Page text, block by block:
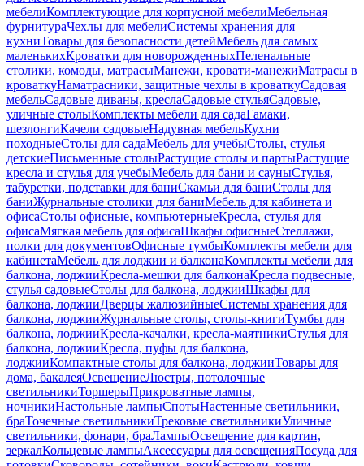
мебелиКомплектующие для корпусной мебелиМебельная
фурнитураЧехлы для мебелиСистемы хранения для
кухниТовары для безопасности детейМебель для самых
маленькихКроватки для новорожденныхПеленальные
столики, комоды, матрасыМанежи, кровати-манежиМатрасы в
кроваткуНаматрасники, защитные чехлы в кроваткуСадовая
мебельСадовые диваны, креслаСадовые стульяСадовые,
уличные столыКомплекты мебели для садаГамаки,
шезлонгиКачели садовыеНадувная мебельКухни
походныеСтолы для садаМебель для учебыСтолы, стулья
детскиеПисьменные столыРастущие столы и партыРастущие
кресла и стулья для учебыМебель для бани и сауныСтулья,
табуретки, подставки для баниСкамьи для баниСтолы для
баниЖурнальные столики для баниМебель для кабинета и
офисаСтолы офисные, компьютерныеКресла, стулья для
офисаМягкая мебель для офисаШкафы офисныеСтеллажи,
полки для документовОфисные тумбыКомплекты мебели для
кабинетаМебель для лоджии и балконаКомплекты мебели для
балкона, лоджииКресла-мешки для балконаКресла подвесные,
стулья садовыеСтолы для балкона, лоджииШкафы для
балкона, лоджииДверцы жалюзийныеСистемы хранения для
балкона, лоджииЖурнальные столы, столы-книгиТумбы для
балкона, лоджииКресла-качалки, кресла-маятникиСтулья для
балкона, лоджииКресла, пуфы для балкона,
лоджииКомпактные столы для балкона, лоджииТовары для
дома, бакалеяОсвещениеЛюстры, потолочные
светильникиТоршерыПрикроватные лампы,
ночникиНастольные лампыСпотыНастенные светильники,
браТочечные светильникиТрековые светильникиУличные
светильники, фонари, браЛампыОсвещение для картин,
зеркалКольцевые лампыАксессуары для освещенияПосуда для